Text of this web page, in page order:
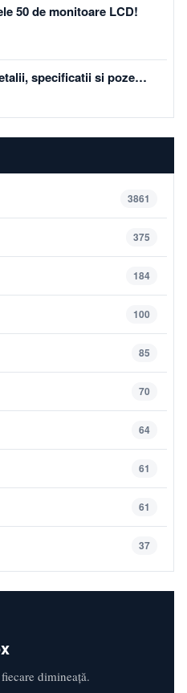
50 de monitoare LCD!
specificatii si poze…
3861
375
184
100
85
70
64
61
61
37
dimineață.